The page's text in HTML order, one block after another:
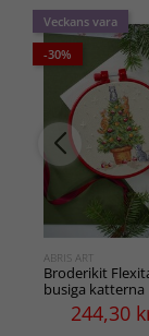
Veckans vara
-30%
ABRIS ART
Broderikit
busiga katterna
244,30